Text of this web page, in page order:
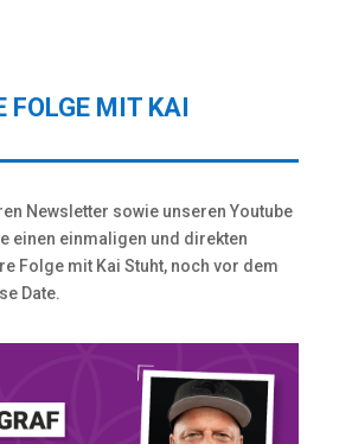
FOLGE MIT KAI
Newsletter sowie unseren Youtube
einen einmaligen und direkten
Folge mit Kai Stuht, noch vor dem
Date.